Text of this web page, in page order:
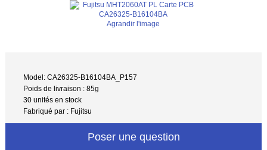
Agrandir l'image
Model: CA26325-B16104BA_P157
Poids de livraison : 85g
30 unités en stock
Fabriqué par : Fujitsu
Poser une question